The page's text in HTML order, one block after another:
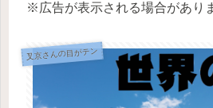
※広告が表示される場合があり
叉京さんの目がテン